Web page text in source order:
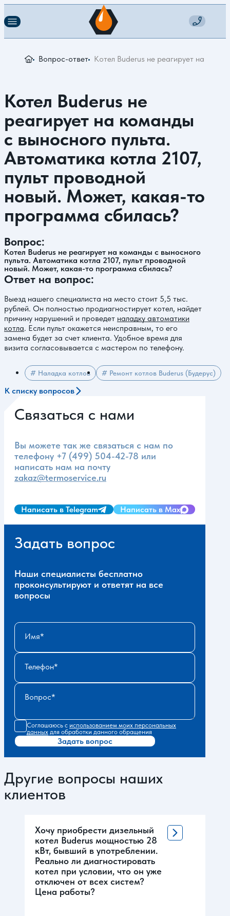
Вопрос-ответ Котел Buderus не реагирует на
Котел Buderus не
реагирует на команды
с выносного пульта.
Автоматика котла 2107,
пульт проводной
новый. Может, какая-то
программа сбилась?
Вопрос:
Котел Buderus не реагирует на команды с выносного
пульта. Автоматика котла 2107, пульт проводной
новый. Может, какая-то программа сбилась?
Ответ на вопрос:
Выезд нашего специалиста на место стоит 5,5 тыс.
рублей. Он полностью продиагностирует котел, найдет
причину нарушений и проведет наладку автоматики
котла. Если пульт окажется неисправным, то его
замена будет за счет клиента. Удобное время для
визита согласовывается с мастером по телефону.
# Наладка котлов # Ремонт котлов Buderus (Будерус)
К списку вопросов
Связаться с нами
Вы можете так же связаться с нам по
телефону +7 (499) 504-42-78 или
написать нам на почту
zakaz@termoservice.ru
Написать в Telegram Написать в Max
Задать вопрос
Наши специалисты бесплатно
проконсультируют и ответят на все
вопросы
Имя
Телефон
Вопрос
Соглашаюсь с использованием моих персональных
данных для обработки данного обращения
Задать вопрос
Другие вопросы наших
клиентов
Хочу приобрести дизельный
котел Buderus мощностью 28
кВт, бывший в употреблении.
Реально ли диагностировать
котел при условии, что он уже
отключен от всех систем?
Цена работы?